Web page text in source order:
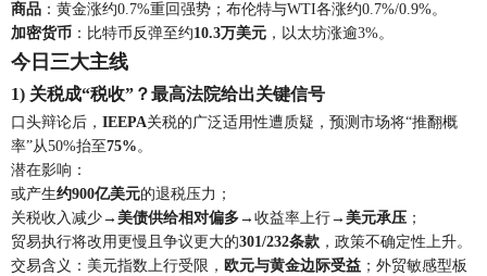
商品 ：黄金涨约0.7%重回强势；布伦特与WTI各涨约0.7%/0.9%。
加密货币 ：比特币反弹至约10.3万美元 ，以太坊涨逾3%。
今日三大主线
1) 关税成“税收”？最高法院给出关键信号
口头辩论后， IEEPA关税的广泛适用性遭质疑，预测市场将“推翻概
率”从50%抬至75%。
潜在影响：
或产生约900亿美元的退税压力；
关税收入减少→ 美债供给相对偏多→收益率上行→ 美元承压 ；
贸易执行将改用更慢且争议更大的301/232条款 ，政策不确定性上升。
交易含义：美元指数上行受限， 欧元与黄金边际受益 ；外贸敏感型板